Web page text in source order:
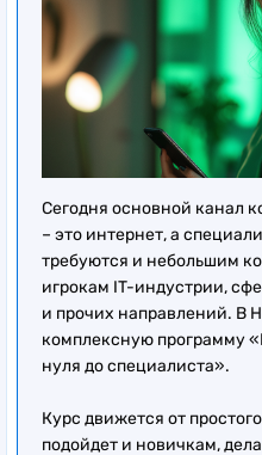
Сегодня основной канал
– это интернет, а
требуются и небольшим
игрокам IT-индустрии,
и прочих направлений. В
комплексную программу
нуля до специалиста».
Курс движется от
подойдет и новичкам,